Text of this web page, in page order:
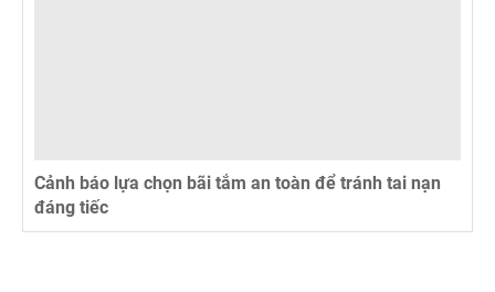
Cảnh báo lựa chọn bãi tắm an toàn để tránh tai nạn
đáng tiếc